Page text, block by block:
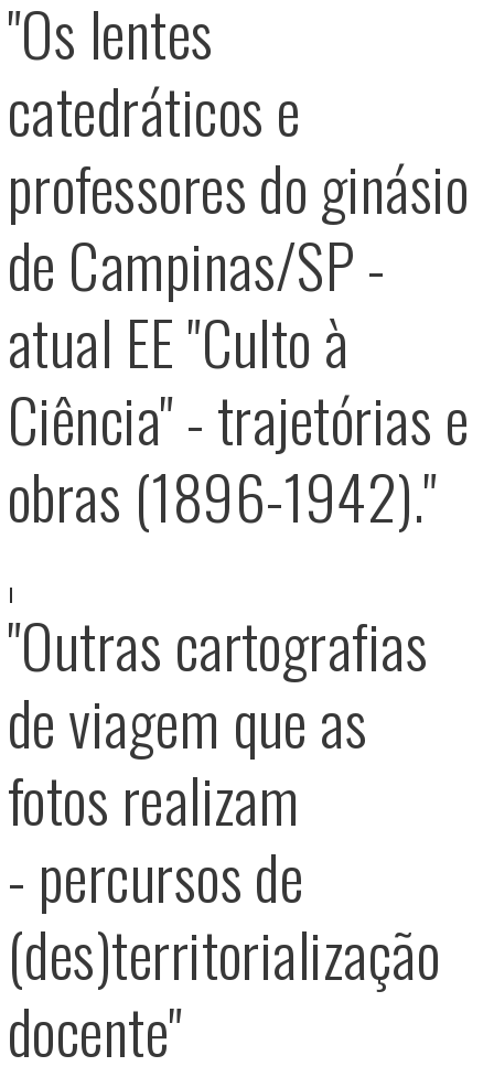
"Os lentes
catedráticos e
professores do ginásio
de Campinas/SP -
atual EE "Culto à
Ciência" - trajetórias e
obras (1896-1942)."
"Outras cartografias
de viagem que as
fotos realizam
- percursos de
(des)territorialização
docente"